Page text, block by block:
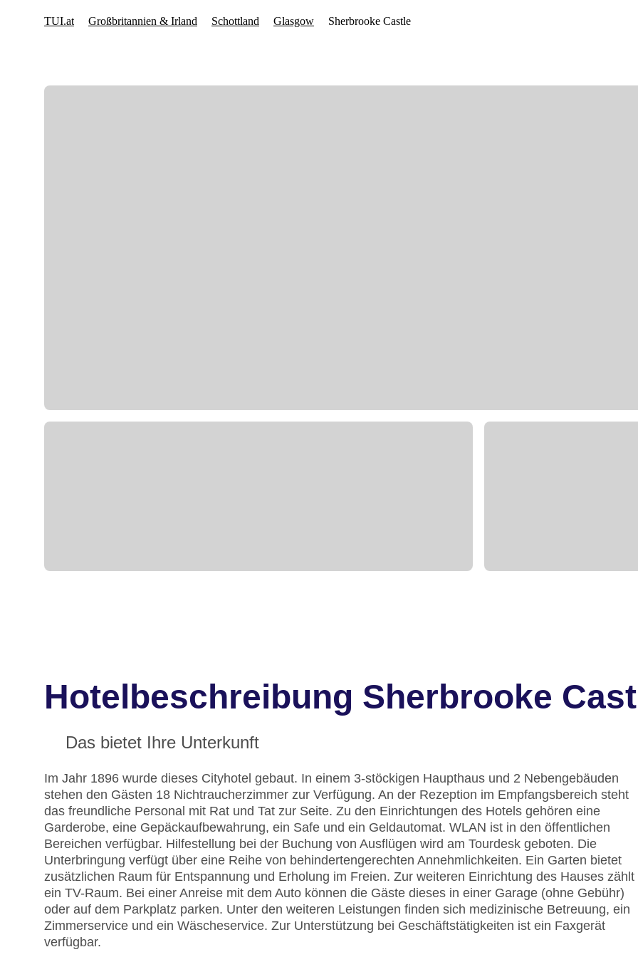
Hotelbeschreibung Sherbrooke
Das bietet Ihre Unterkunft
Im Jahr 1896 wurde dieses Cityhotel gebaut. In einem 3-stöckigen Haupthaus und 2 Nebengebäuden
stehen den Gästen 18 Nichtraucherzimmer zur Verfügung. An der Rezeption im Empfangsbereich steht
das freundliche Personal mit Rat und Tat zur Seite. Zu den Einrichtungen des Hotels gehören eine
Garderobe, eine Gepäckaufbewahrung, ein Safe und ein Geldautomat. WLAN ist in den öffentlichen
Bereichen verfügbar. Hilfestellung bei der Buchung von Ausflügen wird am Tourdesk geboten. Die
Unterbringung verfügt über eine Reihe von behindertengerechten Annehmlichkeiten. Ein Garten bietet
zusätzlichen Raum für Entspannung und Erholung im Freien. Zur weiteren Einrichtung des Hauses zählt
ein TV-Raum. Bei einer Anreise mit dem Auto können die Gäste dieses in einer Garage (ohne Gebühr)
oder auf dem Parkplatz parken. Unter den weiteren Leistungen finden sich medizinische Betreuung, ein
Zimmerservice und ein Wäscheservice. Zur Unterstützung bei Geschäftstätigkeiten ist ein Faxgerät
verfügbar.